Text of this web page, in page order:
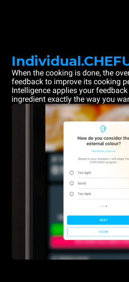
When the cooking is done, the
feedback to improve its cooking
Intelligence applies your
ingredient exactly the way you